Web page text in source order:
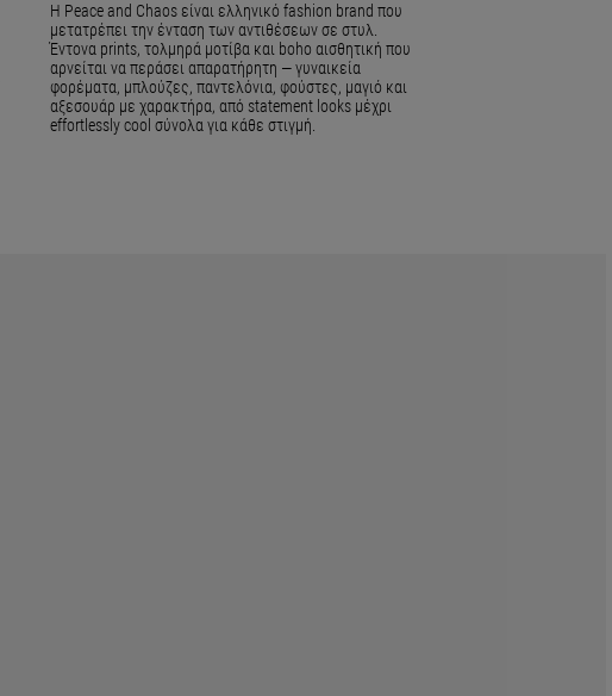
Η Peace and Chaos είναι ελληνικό fashion brand που
μετατρέπει την ένταση των αντιθέσεων σε στυλ.
Έντονα prints, τολμηρά μοτίβα και boho αισθητική που
αρνείται να περάσει απαρατήρητη — γυναικεία
φορέματα, μπλούζες, παντελόνια, φούστες, μαγιό και
αξεσουάρ με χαρακτήρα, από statement looks μέχρι
effortlessly cool σύνολα για κάθε στιγμή.